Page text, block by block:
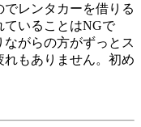
レンタカーを借りる
ていることはNGで
がらの方がずっとス
れもありません。初め